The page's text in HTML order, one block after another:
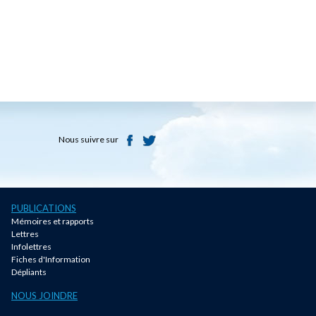
Nous suivre sur
PUBLICATIONS
Mémoires et rapports
Lettres
Infolettres
Fiches d'Information
Dépliants
NOUS JOINDRE